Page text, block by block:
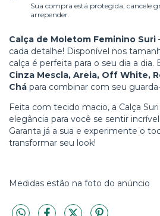
Sua compra está protegida, cancele
arrepender.
Calça de Moletom Feminino Suri
cada detalhe! Disponível nos
calça é perfeita para o seu dia a dia.
Cinza Mescla, Areia, Off White,
Chá para combinar com seu
Feita com tecido macio, a Calça
elegância para você se sentir
Garanta já a sua e experimente o
transformar seu look!
Medidas estão na foto do anúncio